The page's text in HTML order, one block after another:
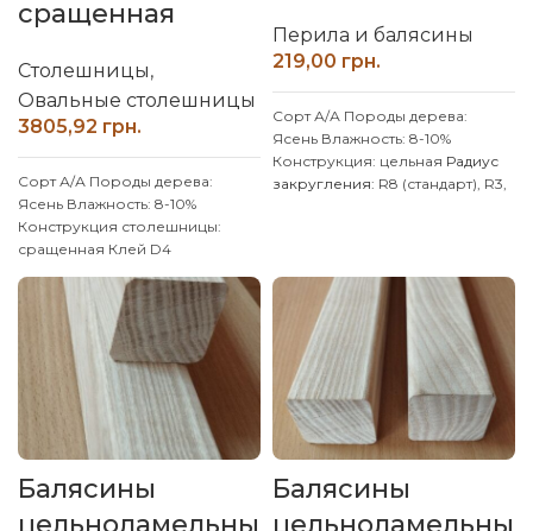
сращенная
Столешницы,
Овальные столешницы
грн.
Сорт А/А Породы дерева:
Ясень Влажность: 8-10%
Конструкция столешницы:
сращенная Клей D4
покрытия / Возможность
покрытия масловоском
Производитель: Наш Лес
Обработка поверхности:
калиброванная, шлифованная
Производим изделия из ясеня
по индивидуальным размерам,
уточняйте у менеджера.
Перила и балясины
грн.
Сорт А/А Породы дерева:
Ясень Влажность: 8-10%
Конструкция: цельная Радиус
закругления: R8 (стандарт), R3,
Производим изделия из ясеня
по размерам, уточняйте у
менеджера.
Балясины
цельноламельны
Балясины
цельноламельны